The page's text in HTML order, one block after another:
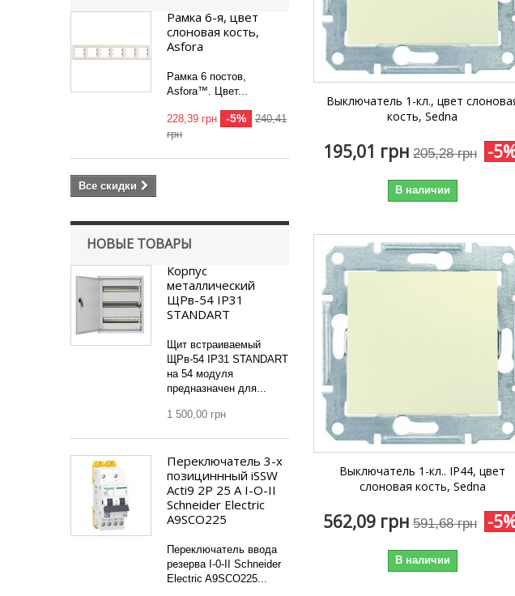
розетка компьютерная
розетка силовая
розетка телефон-компьютер
розетка телефонная
светорегулятор (диммер)
термостат
Рамка 6-я, цвет
слоновая кость,
Asfora
Рамка 6 постов,
Asfora™. Цвет...
228,39 грн -5%
240,41
грн
Все скидки
НОВЫЕ ТОВАРЫ
Корпус
металлический
ЩРв-54 IP31
STANDART
Щит встраиваемый
ЩРв-54 IP31 STANDART
на 54 модуля
предназначен для...
1 500,00 грн
Переключатель 3-х
позициннный iSSW
Acti9 2P 25 A I-O-II
Schneider Electric
A9SCO225
Переключатель ввода
резерва I-0-II Schneider
Electric A9SCO225...
Выключатель 1-кл., цвет
кость, Sedna
195,01 грн 205,28 грн -
В наличии
Выключатель 1-кл.. IP44, цвет
слоновая кость, Sedna
562,09 грн 591,68 грн -
В наличии